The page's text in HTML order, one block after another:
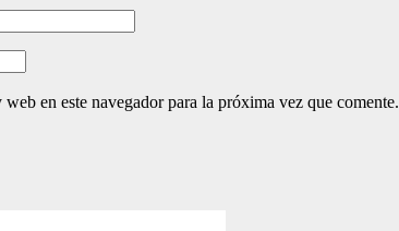
en este navegador para la próxima vez que comente.